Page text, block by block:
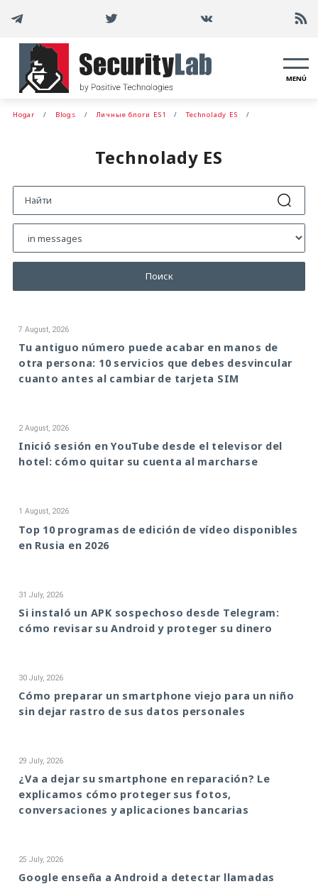
MENÚ
Hogar Blogs Личные блоги ES1 Technolady ES
Technolady ES
Поиск
7 August, 2026
Tu antiguo número puede acabar en manos de
otra persona: 10 servicios que debes desvincular
cuanto antes al cambiar de tarjeta SIM
2 August, 2026
Inició sesión en YouTube desde el televisor del
hotel: cómo quitar su cuenta al marcharse
1 August, 2026
Top 10 programas de edición de vídeo disponibles
en Rusia en 2026
31 July, 2026
Si instaló un APK sospechoso desde Telegram:
cómo revisar su Android y proteger su dinero
30 July, 2026
Cómo preparar un smartphone viejo para un niño
sin dejar rastro de sus datos personales
29 July, 2026
¿Va a dejar su smartphone en reparación? Le
explicamos cómo proteger sus fotos,
conversaciones y aplicaciones bancarias
25 July, 2026
Google enseña a Android a detectar llamadas